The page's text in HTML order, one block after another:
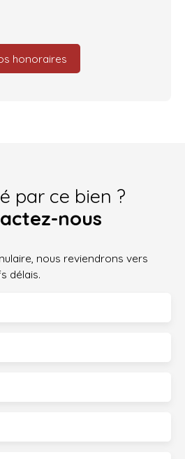
honoraires
par ce bien ?
nous
nous reviendrons vers
délais.